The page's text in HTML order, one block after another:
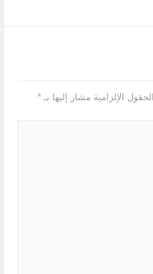
الحقول الإلزامية مشار إليها بـ*